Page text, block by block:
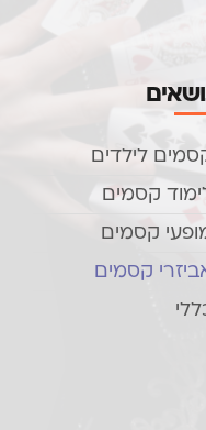
לילדים
קסמים
קסמים
קסמים